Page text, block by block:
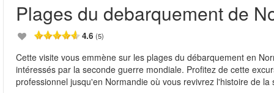
Plages du debarquement de
4.6 (5)
Cette visite vous emmène sur les plages du débarquement en
intéressés par la seconde guerre mondiale. Profitez de cette
professionnel jusqu'en Normandie où vous revivrez l'histoire de